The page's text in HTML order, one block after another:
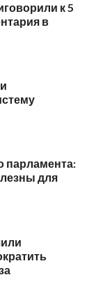
к 5
в
парламента:
для